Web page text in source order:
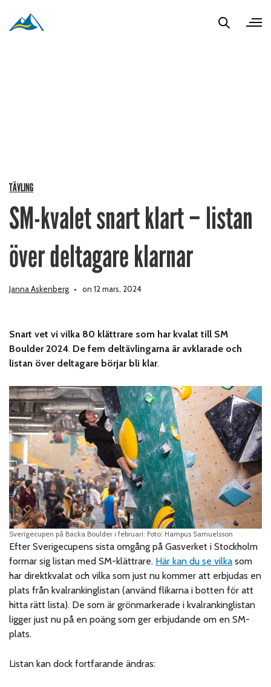
TÄVLING
SM-kvalet snart klart – listan
över deltagare klarnar
Janna Askenberg on 12 mars, 2024
Snart vet vi vilka 80 klättrare som har kvalat till SM
Boulder 2024. De fem deltävlingarna är avklarade och
listan över deltagare börjar bli klar.
Sverigecupen på Backa Boulder i februari: Foto: Hampus Samuelsson
Efter Sverigecupens sista omgång på Gasverket i Stockholm
formar sig listan med SM-klättrare. Här kan du se vilka som
har direktkvalat och vilka som just nu kommer att erbjudas en
plats från kvalrankinglistan (använd flikarna i botten för att
hitta rätt lista). De som är grönmarkerade i kvalrankinglistan
ligger just nu på en poäng som ger erbjudande om en SM-
plats.
Listan kan dock fortfarande ändras: